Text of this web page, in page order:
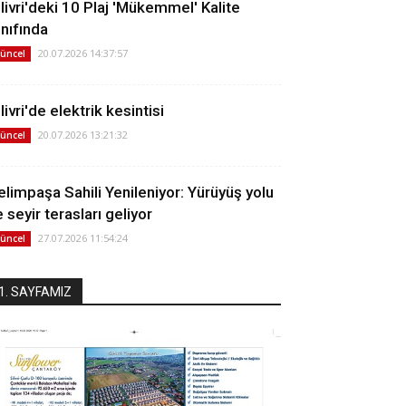
10 Plaj 'Mükemmel' Kalite
20.07.2026 14:37:57
elektrik kesintisi
20.07.2026 13:21:32
Sahili Yenileniyor: Yürüyüş yolu
seyir terasları geliyor
27.07.2026 11:54:24
1. SAYFAMIZ